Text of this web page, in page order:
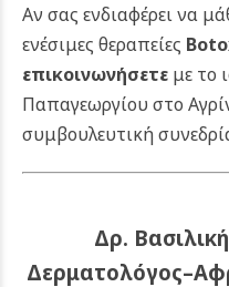
Αν σας ενδιαφέρει να
ενέσιμες θεραπείες
επικοινωνήσετε με το
Παπαγεωργίου στο
συμβουλευτική
Δρ.